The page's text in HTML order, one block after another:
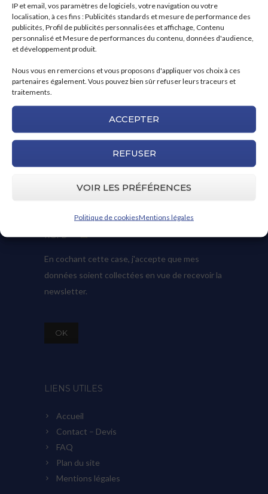
IP et email, vos paramètres de logiciels, votre navigation ou votre
localisation, à ces fins : Publicités standards et mesure de performance des
publicités, Profil de publicités personnalisées et affichage, Contenu
personnalisé et Mesure de performances du contenu, données d'audience,
et développement produit.
Nous vous en remercions et vous proposons d'appliquer vos choix à ces
partenaires également. Vous pouvez bien sûr refuser leurs traceurs et
traitements.
ACCEPTER
REFUSER
VOIR LES PRÉFÉRENCES
Politique de cookiesMentions légales
depuis plus de 15 ans. De l’étude à
l’industrialisation des pièces et sous-
ensembles, nous vous garantissons une
collaboration sécurisée, simple, qualitative et
compétitive.
S’INSCRIRE À NOTRE NEWSLETTER
RGPD
En cochant cette case, j'accepte que mes
données soient collectées en vue de recevoir la
newsletter.
LIENS UTILES
Accueil
Contact – Devis
FAQ
Plan du site
Mentions légales